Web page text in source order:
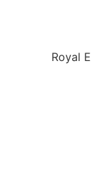
Royal